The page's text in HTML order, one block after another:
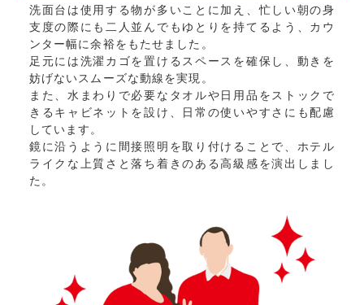
洗面台は使用する物が多いことに加え、忙しい朝の身
支度の際にも二人並んでもゆとりを持てるよう、カウ
ンター幅に余裕をもたせました。
足元には洗濯カゴを置けるスペースを確保し、動きを
妨げないスムーズな動線を実現。
また、水まわりで必要なタオルや日用品をストックで
きるキャビネットを設け、日常の使いやすさにも配慮
しています。
鏡に沿うように間接照明を取り付けることで、ホテル
ライクな上質さと落ち着きのある高級感を演出しまし
た。